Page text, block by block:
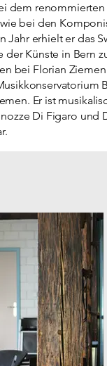
dem
bei den
Jahr erhielt er das
Künste in Bern
bei Florian
Er ist
Di Figaro und